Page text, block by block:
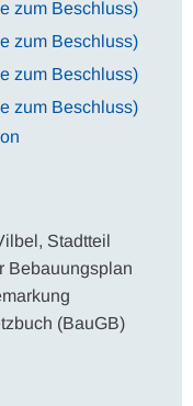
zum Beschluss)
zum Beschluss)
zum Beschluss)
zum Beschluss)
Stadtteil
Bebauungsplan
(BauGB)